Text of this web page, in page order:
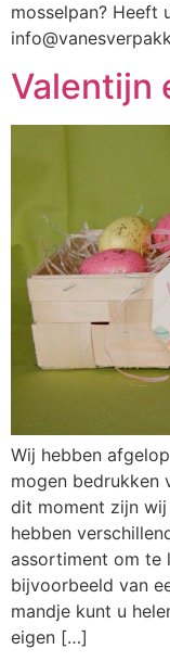
mosselpan? Heeft
Valentijn
Wij hebben
mogen bedrukken
dit moment zijn
hebben
assortiment om te
bijvoorbeeld van
mandje kunt u
eigen […]